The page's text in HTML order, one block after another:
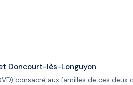
Doncourt-lès-Longuyon
consacré aux familles de ces deux